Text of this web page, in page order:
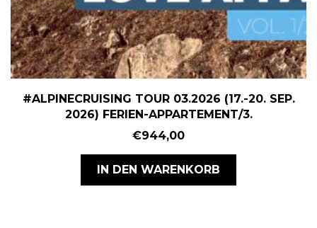
#ALPINECRUISING TOUR 03.2026 (17.-20. SEP.
2026) FERIEN-APPARTEMENT/3.
€944,00
IN DEN WARENKORB